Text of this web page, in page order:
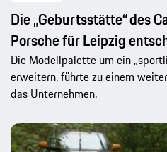
Die „Geburtsstätte“ des
Porsche für Leipzig
Die Modellpalette um ein
erweitern, führte zu einem
das Unternehmen.